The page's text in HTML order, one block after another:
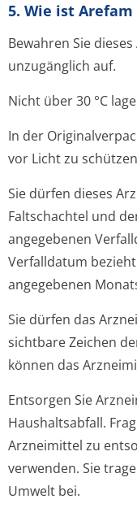
5. Wie ist
Bewahren Sie
unzugänglich auf.
Nicht über 30 °C
In der
vor Licht zu
Sie dürfen dieses
Faltschachtel und
angegebenen
Verfalldatum
angegebenen
Sie dürfen das
sichtbare Zeichen
können das
Entsorgen Sie
Haushaltsabfall.
Arzneimittel zu
verwenden. Sie
Umwelt bei.